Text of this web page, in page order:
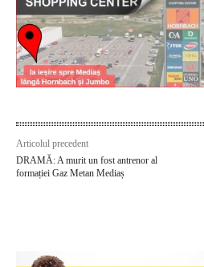
Articolul precedent
DRAMĂ: A murit un fost antrenor al
formației Gaz Metan Mediaș